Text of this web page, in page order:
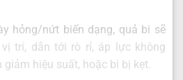
hỏng/nứt biến dạng, quả bi sẽ
trí, dẫn tới rò rỉ, áp lực không
giảm hiệu suất, hoặc bi bị kẹt.